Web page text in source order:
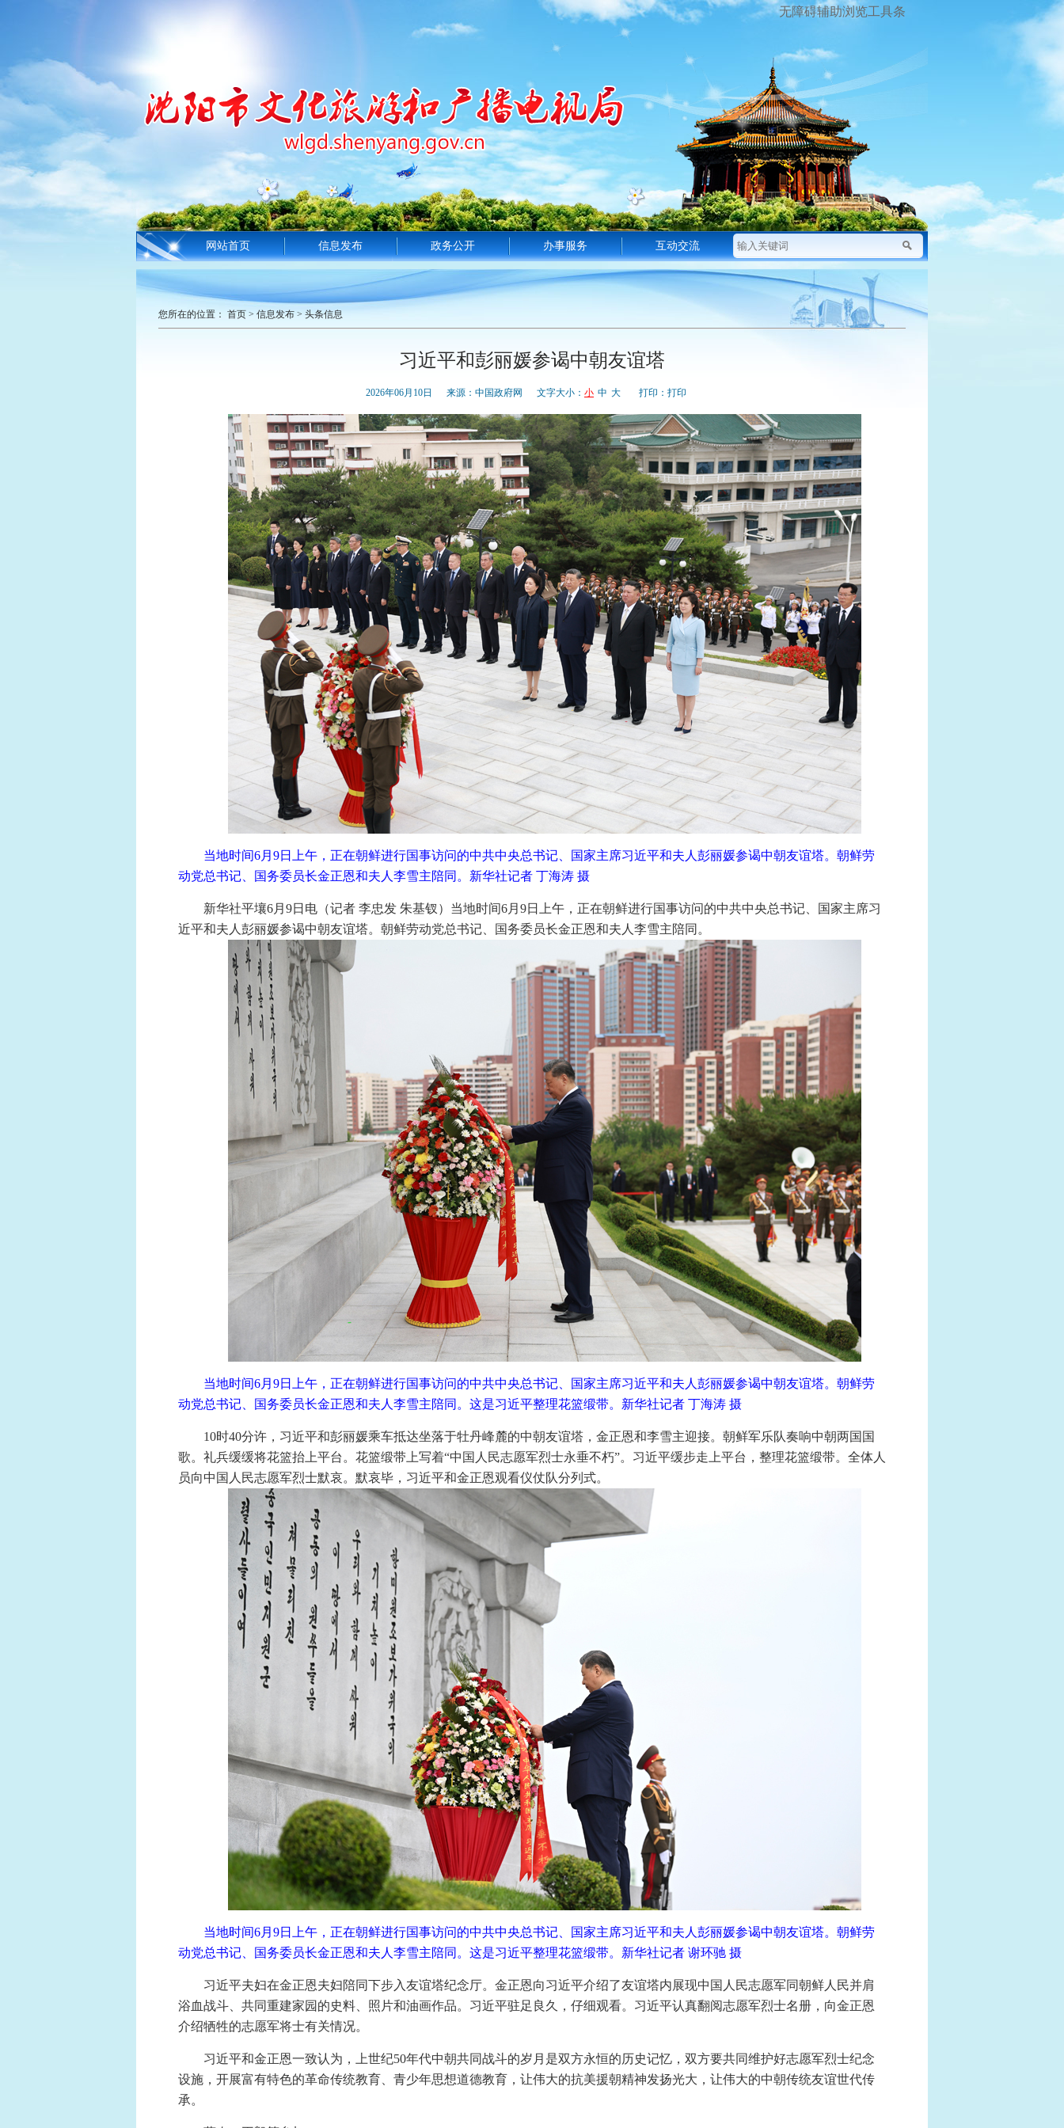
无障碍辅助浏览工具条
网站首页 信息发布 政务公开 办事服务 互动交流
您所在的位置： 首页 > 信息发布 > 头条信息
习近平和彭丽媛参谒中朝友谊塔
2026年06月10日 来源：中国政府网 文字大小： 小 中 大 打印： 打印
当地时间6月9日上午，正在朝鲜进行国事访问的中共中央总书记、国家主席习近平和夫人彭丽媛参谒中朝友谊塔。朝鲜劳
动党总书记、国务委员长金正恩和夫人李雪主陪同。新华社记者 丁海涛 摄
新华社平壤6月9日电（记者 李忠发 朱基钗）当地时间6月9日上午，正在朝鲜进行国事访问的中共中央总书记、国家主席习
近平和夫人彭丽媛参谒中朝友谊塔。朝鲜劳动党总书记、国务委员长金正恩和夫人李雪主陪同。
当地时间6月9日上午，正在朝鲜进行国事访问的中共中央总书记、国家主席习近平和夫人彭丽媛参谒中朝友谊塔。朝鲜劳
动党总书记、国务委员长金正恩和夫人李雪主陪同。这是习近平整理花篮缎带。新华社记者 丁海涛 摄
10时40分许，习近平和彭丽媛乘车抵达坐落于牡丹峰麓的中朝友谊塔，金正恩和李雪主迎接。朝鲜军乐队奏响中朝两国国
歌。礼兵缓缓将花篮抬上平台。花篮缎带上写着“中国人民志愿军烈士永垂不朽”。习近平缓步走上平台，整理花篮缎带。全体人
员向中国人民志愿军烈士默哀。默哀毕，习近平和金正恩观看仪仗队分列式。
当地时间6月9日上午，正在朝鲜进行国事访问的中共中央总书记、国家主席习近平和夫人彭丽媛参谒中朝友谊塔。朝鲜劳
动党总书记、国务委员长金正恩和夫人李雪主陪同。这是习近平整理花篮缎带。新华社记者 谢环驰 摄
习近平夫妇在金正恩夫妇陪同下步入友谊塔纪念厅。金正恩向习近平介绍了友谊塔内展现中国人民志愿军同朝鲜人民并肩
浴血战斗、共同重建家园的史料、照片和油画作品。习近平驻足良久，仔细观看。习近平认真翻阅志愿军烈士名册，向金正恩
介绍牺牲的志愿军将士有关情况。
习近平和金正恩一致认为，上世纪50年代中朝共同战斗的岁月是双方永恒的历史记忆，双方要共同维护好志愿军烈士纪念
设施，开展富有特色的革命传统教育、青少年思想道德教育，让伟大的抗美援朝精神发扬光大，让伟大的中朝传统友谊世代传
承。